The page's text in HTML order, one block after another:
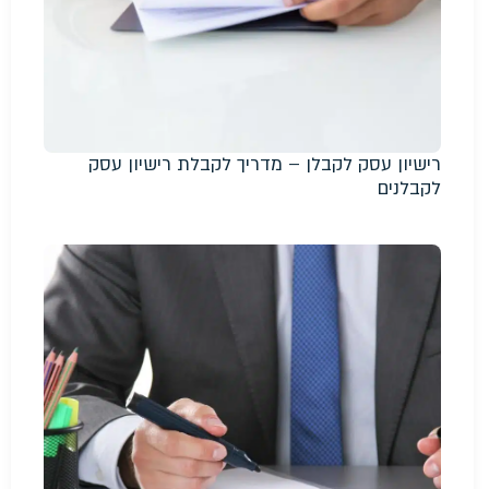
רישיון עסק לקבלן – מדריך לקבלת רישיון עסק
לקבלנים